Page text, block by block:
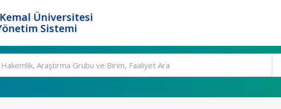
Üniversitesi
Sistemi